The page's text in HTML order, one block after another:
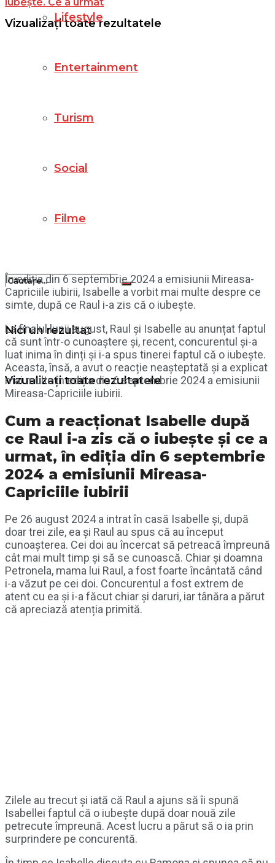
Vizualizați toate rezultatele
Lifestyle
Entertainment
Turism
Social
Filme
Nici un rezultat
Vizualizați toate rezultatele
În ediția din 6 septembrie 2024 a emisiunii Mireasa-
Capriciile iubirii, Isabelle a vorbit mai multe despre ce
simte, după ce Raul i-a zis că o iubește.
La finalul lunii august, Raul și Isabelle au anunțat faptul
că sunt într-o cunoaștere și, recent, concurentul și-a
luat inima în dinți și i-a spus tinerei faptul că o iubește.
Aceasta, însă, a avut o reacție neașteptată și a explicat
mai multe în ediția din 6 septembrie 2024 a emisiunii
Mireasa-Capriciile iubirii.
Cum a reacționat Isabelle după
ce Raul i-a zis că o iubește și ce a
urmat, în ediția din 6 septembrie
2024 a emisiunii Mireasa-
Capriciile iubirii
Pe 26 august 2024 a intrat în casă Isabelle și, după
doar trei zile, ea și Raul au spus că au început
cunoașterea. Cei doi au încercat să petreacă împreună
cât mai mult timp și să se cunoască. Chiar și doamna
Petronela, mama lui Raul, a fost foarte încântată când
i-a văzut pe cei doi. Concurentul a fost extrem de
atent cu ea și i-a făcut chiar și daruri, iar tânăra a părut
că apreciază atenția primită.
Zilele au trecut și iată că Raul a ajuns să îi spună
Isabellei faptul că o iubește după doar nouă zile
petrecute împreună. Acest lucru a părut să o ia prin
surprindere pe concurentă.